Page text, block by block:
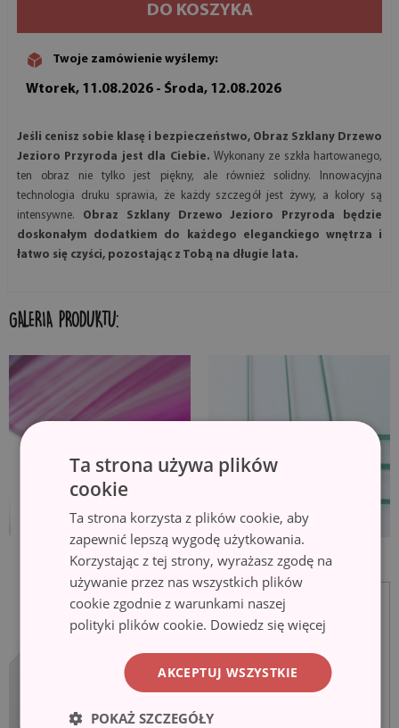
DO KOSZYKA
Twoje zamówienie wyślemy:
Wtorek, 11.08.2026 - Środa, 12.08.2026
Jeśli cenisz sobie klasę i bezpieczeństwo, Obraz Szklany Drzewo
Jezioro Przyroda jest dla Ciebie. Wykonany ze szkła hartowanego,
ten obraz nie tylko jest piękny, ale również solidny. Innowacyjna
technologia druku sprawia, że każdy szczegół jest żywy, a kolory są
intensywne. Obraz Szklany Drzewo Jezioro Przyroda będzie
doskonałym dodatkiem do każdego eleganckiego wnętrza i
łatwo się czyści, pozostając z Tobą na długie lata.
GALERIA PRODUKTU:
Ta strona używa plików
cookie
Ta strona korzysta z plików cookie, aby
zapewnić lepszą wygodę użytkowania.
Korzystając z tej strony, wyrażasz zgodę na
używanie przez nas wszystkich plików
cookie zgodnie z warunkami naszej
polityki plików cookie. Dowiedz się więcej
AKCEPTUJ WSZYSTKIE
POKAŻ SZCZEGÓŁY